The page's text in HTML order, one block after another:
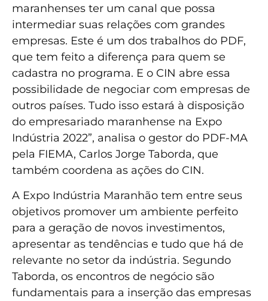
maranhenses ter um canal que possa
intermediar suas relações com grandes
empresas. Este é um dos trabalhos do PDF,
que tem feito a diferença para quem se
cadastra no programa. E o CIN abre essa
possibilidade de negociar com empresas de
outros países. Tudo isso estará à disposição
do empresariado maranhense na Expo
Indústria 2022”, analisa o gestor do PDF-MA
pela FIEMA, Carlos Jorge Taborda, que
também coordena as ações do CIN.
A Expo Indústria Maranhão tem entre seus
objetivos promover um ambiente perfeito
para a geração de novos investimentos,
apresentar as tendências e tudo que há de
relevante no setor da indústria. Segundo
Taborda, os encontros de negócio são
fundamentais para a inserção das empresas